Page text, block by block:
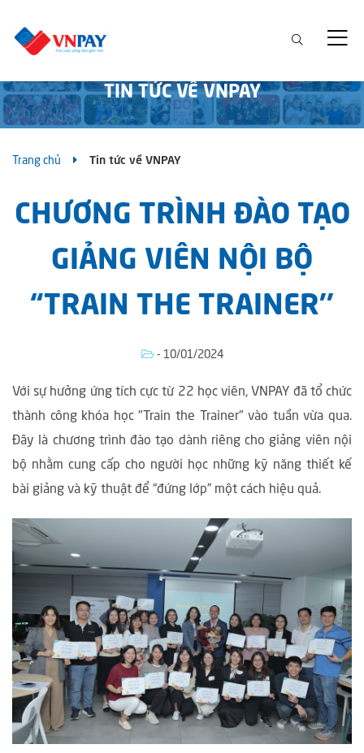
TIN TỨC VỀ VNPAY
Trang chủ Tin tức về VNPAY
CHƯƠNG TRÌNH ĐÀO TẠO
GIẢNG VIÊN NỘI BỘ
“TRAIN THE TRAINER’’
- 10/01/2024
Với sự hưởng ứng tích cực từ 22 học viên, VNPAY đã tổ chức
thành công khóa học "Train the Trainer" vào tuần vừa qua.
Đây là chương trình đào tạo dành riêng cho giảng viên nội
bộ nhằm cung cấp cho người học những kỹ năng thiết kế
bài giảng và kỹ thuật để “đứng lớp” một cách hiệu quả.